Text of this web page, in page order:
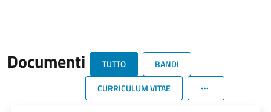
Documenti TUTTO
BANDI
CURRICULUM VITAE